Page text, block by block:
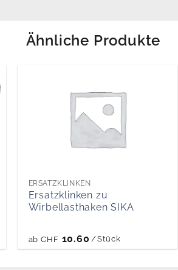
Ähnliche Produkte
ERSATZKLINKEN
Ersatzklinken zu
Wirbellasthaken SIKA
ab CHF 10.60 /Stück